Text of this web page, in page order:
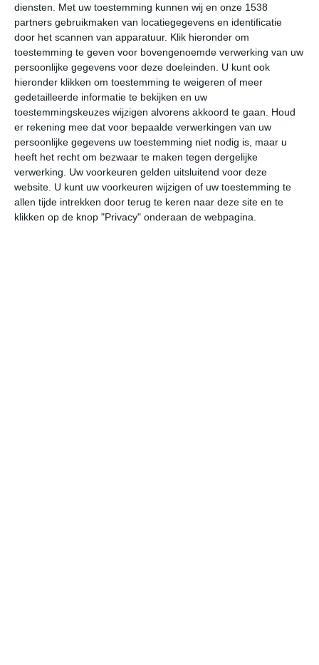
diensten.
Met uw toestemming kunnen wij en onze 1538
partners gebruikmaken van locatiegegevens en identificatie
door het scannen van apparatuur. Klik hieronder om
toestemming te geven voor bovengenoemde verwerking van uw
persoonlijke gegevens voor deze doeleinden. U kunt ook
hieronder klikken om toestemming te weigeren of meer
gedetailleerde informatie te bekijken en uw
toestemmingskeuzes wijzigen alvorens akkoord te gaan.
Houd
er rekening mee dat voor bepaalde verwerkingen van uw
persoonlijke gegevens uw toestemming niet nodig is, maar u
heeft het recht om bezwaar te maken tegen dergelijke
verwerking. Uw voorkeuren gelden uitsluitend voor deze
website. U kunt uw voorkeuren wijzigen of uw toestemming te
allen tijde intrekken door terug te keren naar deze site en te
klikken op de knop "Privacy" onderaan de webpagina.
undefined
37°
ma di
31° 20°
wo
34° 20°
19°C 28°C 35°C
07:00 10:00 13:00 16:00 19:00
07:00 10:00 13:00 16:00 19:00